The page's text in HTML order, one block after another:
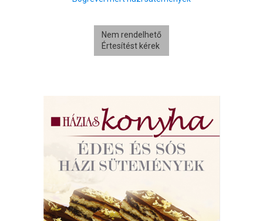
Nem rendelhető
Értesítést kérek